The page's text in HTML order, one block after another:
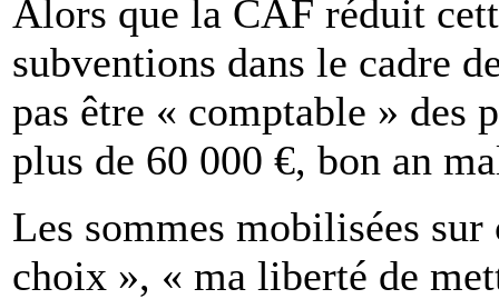
Alors que la CAF réduit
subventions dans le cadre
pas être « comptable » des
plus de 60 000 €, bon an
Les sommes mobilisées
choix », « ma liberté de